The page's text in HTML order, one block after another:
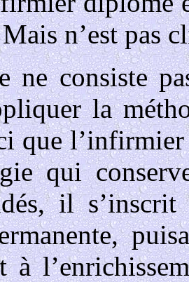
n’est pas
ne consiste
la
que
qui
il s’inscrit
à